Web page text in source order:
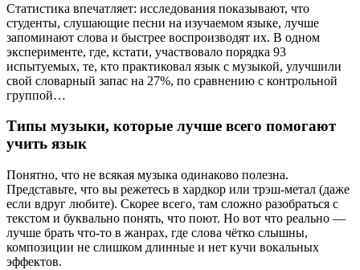
Статистика впечатляет: исследования показывают, что
студенты, слушающие песни на изучаемом языке, лучше
запоминают слова и быстрее воспроизводят их. В одном
эксперименте, где, кстати, участвовало порядка 93
испытуемых, те, кто практиковал язык с музыкой, улучшили
свой словарный запас на 27%, по сравнению с контрольной
группой…
Типы музыки, которые лучше всего помогают
учить язык
Понятно, что не всякая музыка одинаково полезна.
Представьте, что вы режетесь в хардкор или трэш-метал (даже
если вдруг любите). Скорее всего, там сложно разобраться с
текстом и буквально понять, что поют. Но вот что реально —
лучше брать что-то в жанрах, где слова чётко слышны,
композиции не слишком длинные и нет кучи вокальных
эффектов.